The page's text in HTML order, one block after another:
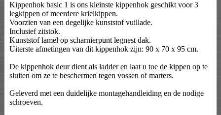
Kippenhok basic 1 is ons kleinste kippenhok geschikt voor 3
legkippen of meerdere krielkippen.
Voorzien van een degelijke kunststof vuillade.
Inclusief zitstok.
Kunststof lamel op scharnierpunt legnest dak.
Uiterste afmetingen van dit kippenhok zijn: 90 x 70 x 95 cm.
De kippenhok deur dient als ladder en laat u toe de kippen op te
sluiten om ze te beschermen tegen vossen of marters.
Geleverd met een duidelijke montagehandleiding en de nodige
schroeven.